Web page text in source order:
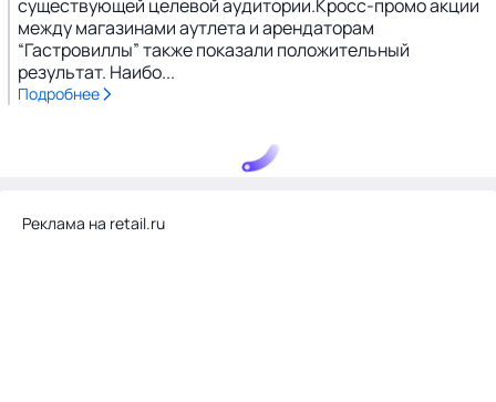
существующей целевой аудитории.Кросс-промо акции
между магазинами аутлета и арендаторам
“Гастровиллы” также показали положительный
результат. Наибо...
Подробнее
Реклама на retail.ru